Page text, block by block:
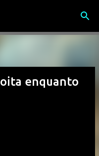
principal
enquanto